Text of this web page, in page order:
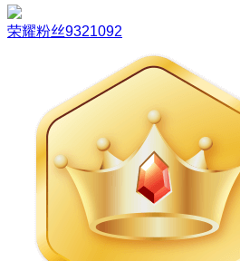
荣耀粉丝9321092